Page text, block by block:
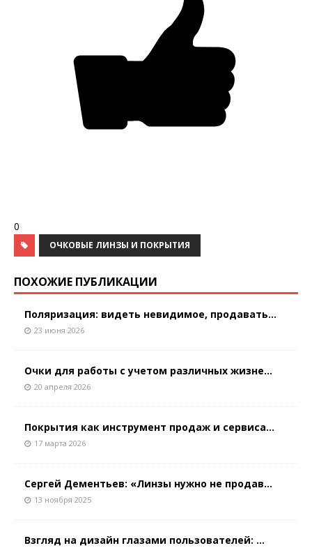
0
ОЧКОВЫЕ ЛИНЗЫ И ПОКРЫТИЯ
ПОХОЖИЕ ПУБЛИКАЦИИ
Поляризация: видеть невидимое, продавать...
23 июня 2026
Очки для работы с учетом различных жизне...
20 апреля 2026
Покрытия как инструмент продаж и сервиса...
17 марта 2026
Сергей Дементьев: «Линзы нужно не продав...
13 ноября 2025
Взгляд на дизайн глазами пользователей: ...